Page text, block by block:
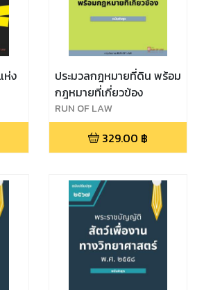
ห่ง
ประมวลกฎหมายที่ดิน พร้อม
กฎหมายที่เกี่ยวข้อง
RUN OF LAW
329.00 ฿